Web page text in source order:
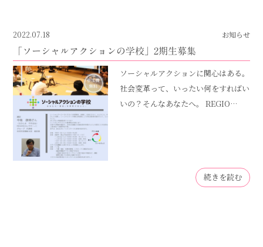
2022.07.18 お知らせ
「ソーシャルアクションの学校」2期生募集
ソーシャルアクションに関心はある。
社会変革って、いったい何をすればい
いの？そんなあなたへ。 REGIO…
続きを読む